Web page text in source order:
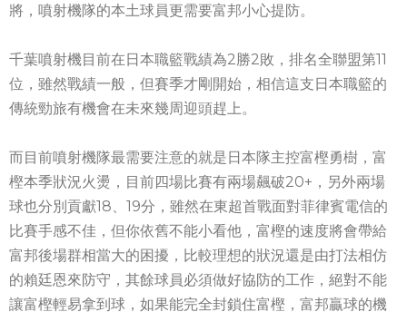
將，噴射機隊的本土球員更需要富邦小心提防。
千葉噴射機目前在日本職籃戰績為2勝2敗，排名全聯盟第11
位，雖然戰績一般，但賽季才剛開始，相信這支日本職籃的
傳統勁旅有機會在未來幾周迎頭趕上。
而目前噴射機隊最需要注意的就是日本隊主控富樫勇樹，富
樫本季狀況火燙，目前四場比賽有兩場飆破20+，另外兩場
球也分別貢獻18、19分，雖然在東超首戰面對菲律賓電信的
比賽手感不佳，但你依舊不能小看他，富樫的速度將會帶給
富邦後場群相當大的困擾，比較理想的狀況還是由打法相仿
的賴廷恩來防守，其餘球員必須做好協防的工作，絕對不能
讓富樫輕易拿到球，如果能完全封鎖住富樫，富邦贏球的機